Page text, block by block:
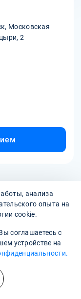
Московская
2
врачи, хорошие
анализа
опыта на
cookie.
соглашаетесь с
устройстве на